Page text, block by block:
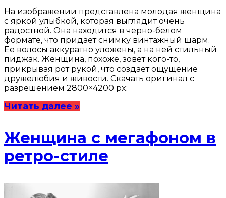
На изображении представлена молодая женщина
с яркой улыбкой, которая выглядит очень
радостной. Она находится в черно-белом
формате, что придает снимку винтажный шарм.
Ее волосы аккуратно уложены, а на ней стильный
пиджак. Женщина, похоже, зовет кого-то,
прикрывая рот рукой, что создает ощущение
дружелюбия и живости. Скачать оригинал с
разрешением 2800×4200 px:
Читать далее »
Женщина с мегафоном в
ретро-стиле